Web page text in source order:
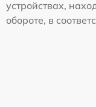
устройствах,
обороте, в